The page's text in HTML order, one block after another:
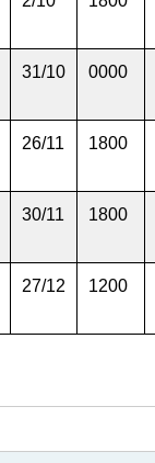
31/10 0000
26/11 1800
30/11 1800
27/12 1200